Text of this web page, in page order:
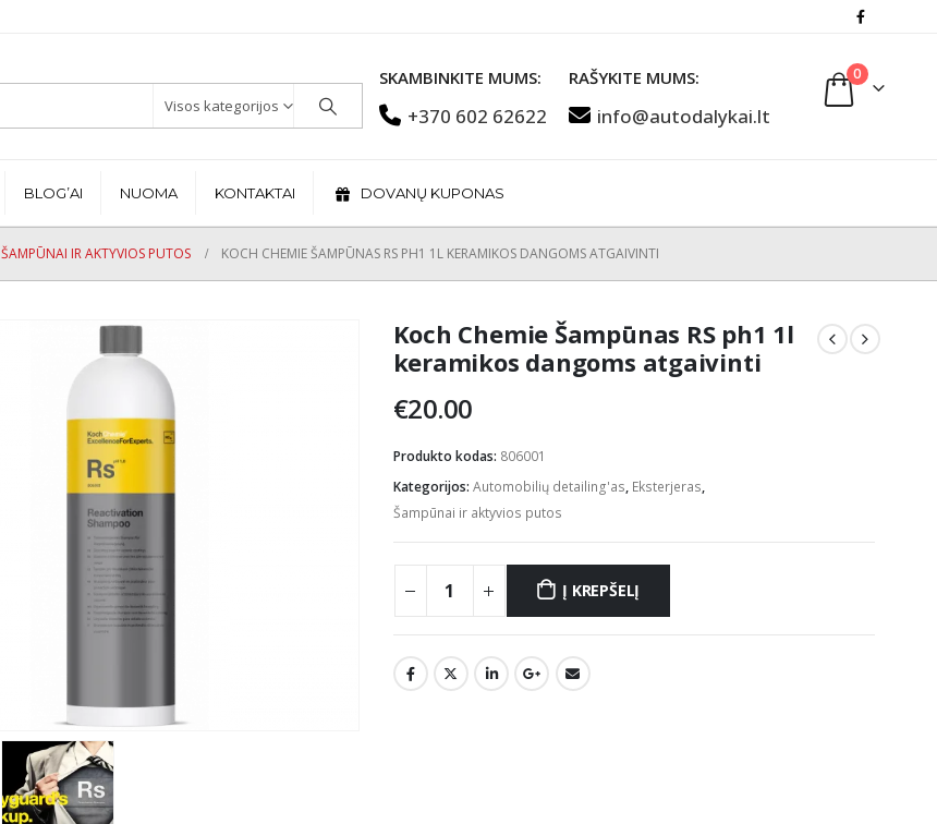
Visos kategorijos
SKAMBINKITE MUMS:
+370 602 62622
RAŠYKITE MUMS:
info@autodalykai.lt
0
BLOG’AI NUOMA KONTAKTAI DOVANŲ KUPONAS
ŠAMPŪNAI IR AKTYVIOS PUTOS KOCH CHEMIE ŠAMPŪNAS RS PH1 1L KERAMIKOS DANGOMS ATGAIVINTI
Koch Chemie Šampūnas RS ph1 1l
keramikos dangoms atgaivinti
€20.00
Produkto kodas: 806001
Kategorijos: Automobilių detailing'as, Eksterjeras,
Šampūnai ir aktyvios putos
Į KREPŠELĮ